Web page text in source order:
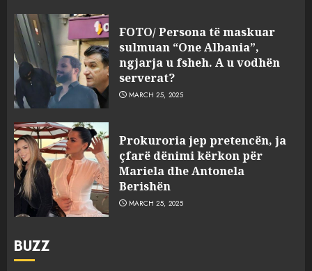
FOTO/ Persona të maskuar
sulmuan “One Albania”,
ngjarja u fsheh. A u vodhën
serverat?
MARCH 25, 2025
Prokuroria jep pretencën, ja
çfarë dënimi kërkon për
Mariela dhe Antonela
Berishën
MARCH 25, 2025
BUZZ